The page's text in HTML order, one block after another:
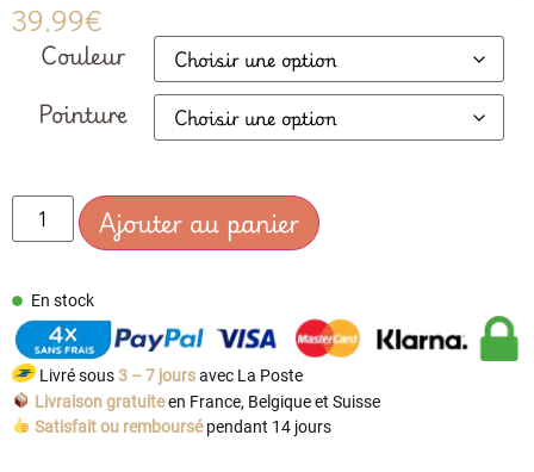
39.99€
Couleur
Pointure
Ajouter au panier
En stock
Livré sous3 – 7 joursavec La Poste
Livraison gratuiteen France, Belgique et Suisse
Satisfait ou remboursépendant 14 jours